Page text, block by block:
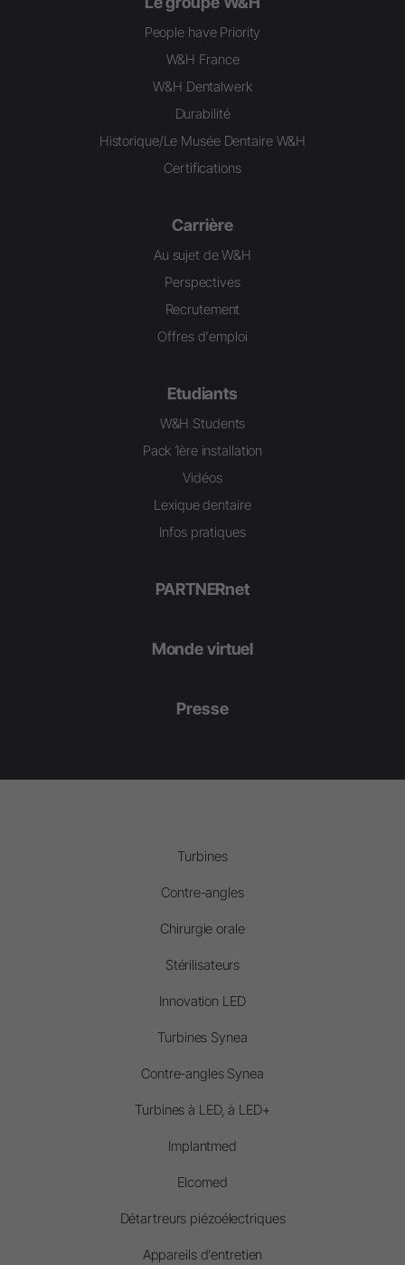
People have Priority
W&H France
W&H Dentalwerk
Durabilité
Historique/Le Musée Dentaire W&H
Certifications
Carrière
Au sujet de W&H
Perspectives
Recrutement
Offres d'emploi
Etudiants
W&H Students
Pack 1ère installation
Vidéos
Lexique dentaire
Infos pratiques
PARTNERnet
Monde virtuel
Presse
Turbines
Contre-angles
Chirurgie orale
Stérilisateurs
Innovation LED
Turbines Synea
Contre-angles Synea
Turbines à LED, à LED+
Implantmed
Elcomed
Détartreurs piézoélectriques
Appareils d’entretien